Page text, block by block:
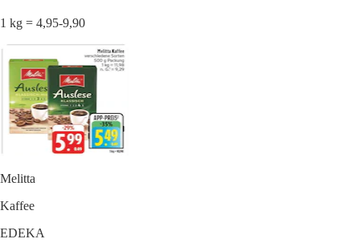
1 kg = 4,95-9,90
Melitta
Kaffee
EDEKA